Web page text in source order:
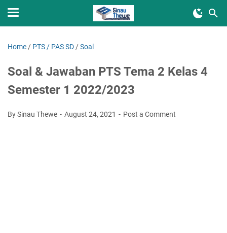
Home / PTS / PAS SD /Soal
Soal & Jawaban PTS Tema 2 Kelas 4
Semester 1 2022/2023
By Sinau Thewe August 24, 2021 Post a Comment